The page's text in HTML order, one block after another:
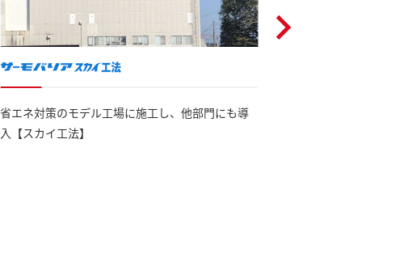
省エネ対策のモデル工場に施工し、他部門にも導
入【スカイ工法】